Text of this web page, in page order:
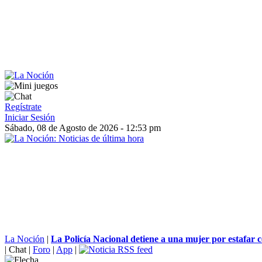
Regístrate
Iniciar Sesión
Sábado, 08 de Agosto de 2026 - 12:53 pm
La Noción | La Policía Nacional detiene a una mujer por estafar
| Chat | Foro | App |